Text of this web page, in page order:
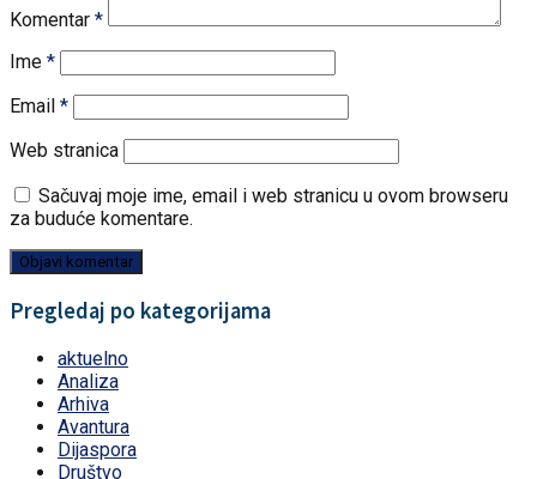
Komentar *
Ime *
Email *
Web stranica
Sačuvaj moje ime, email i web stranicu u ovom browseru
za buduće komentare.
Pregledaj po kategorijama
aktuelno
Analiza
Arhiva
Avantura
Dijaspora
Društvo